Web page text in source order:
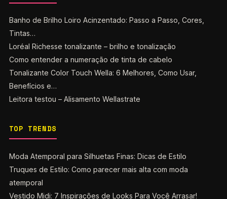
Banho de Brilho Loiro Acinzentado: Passo a Passo, Cores,
Tintas…
Loréal Richesse tonalizante – brilho e tonalização
Como entender a numeração de tinta de cabelo
Tonalizante Color Touch Wella: 6 Melhores, Como Usar,
Benefícios e…
Leitora testou – Alisamento Wellastrate
TOP TRENDS
Moda Atemporal para Silhuetas Finas: Dicas de Estilo
Truques de Estilo: Como parecer mais alta com moda
atemporal
Vestido Midi: 7 Inspirações de Looks Para Você Arrasar!